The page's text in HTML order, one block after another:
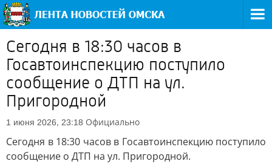
Сегодня в 18:30 часов в
Госавтоинспекцию поступило
сообщение о ДТП на ул.
Пригородной
1 июня 2026, 23:18 Официально
Сегодня в 18:30 часов в Госавтоинспекцию поступило
сообщение о ДТП на ул. Пригородной.